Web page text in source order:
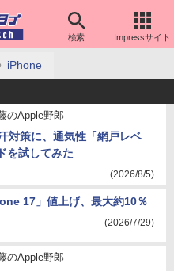
検索 Impressサイト
iPhone
のApple野郎
対策に、通気性「網戸レベ
を試してみた
(2026/8/5)
17」値上げ、最大約10％
(2026/7/29)
のApple野郎